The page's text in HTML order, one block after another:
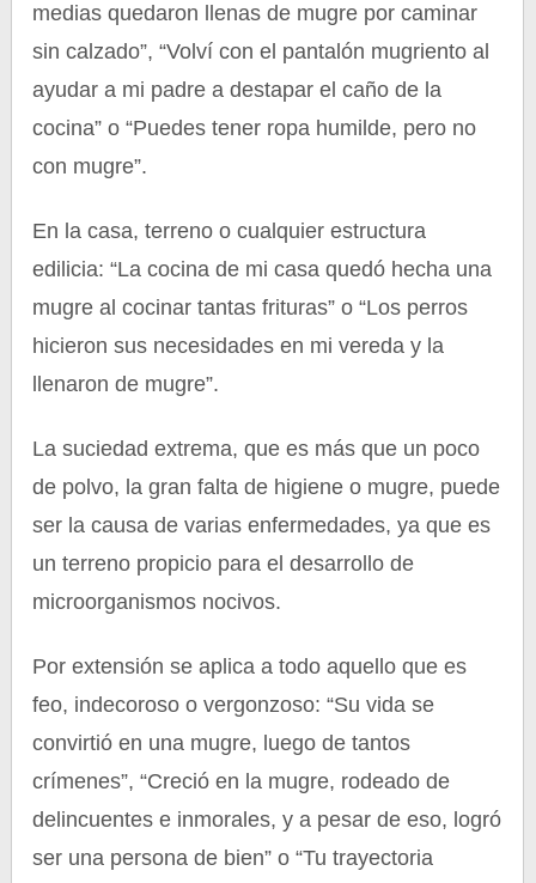
medias quedaron llenas de mugre por caminar
sin calzado”, “Volví con el pantalón mugriento al
ayudar a mi padre a destapar el caño de la
cocina” o “Puedes tener ropa humilde, pero no
con mugre”.
En la casa, terreno o cualquier estructura
edilicia: “La cocina de mi casa quedó hecha una
mugre al cocinar tantas frituras” o “Los perros
hicieron sus necesidades en mi vereda y la
llenaron de mugre”.
La suciedad extrema, que es más que un poco
de polvo, la gran falta de higiene o mugre, puede
ser la causa de varias enfermedades, ya que es
un terreno propicio para el desarrollo de
microorganismos nocivos.
Por extensión se aplica a todo aquello que es
feo, indecoroso o vergonzoso: “Su vida se
convirtió en una mugre, luego de tantos
crímenes”, “Creció en la mugre, rodeado de
delincuentes e inmorales, y a pesar de eso, logró
ser una persona de bien” o “Tu trayectoria